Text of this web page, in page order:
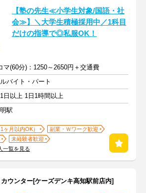
【塾の先生≪小学生対象/国語・社
会≫】＼大学生積極採用中／1科目
だけの指導で◎私服OK！
マ(60分)：1250～2650円＋交通費
バイト・パート
日以上 1日1時間以上
駅
ヶ月以内OK）
副業・Ｗワーク歓迎
未経験者歓迎
一覧を見る
ウンター[ケーズデンキ高知駅前店内]